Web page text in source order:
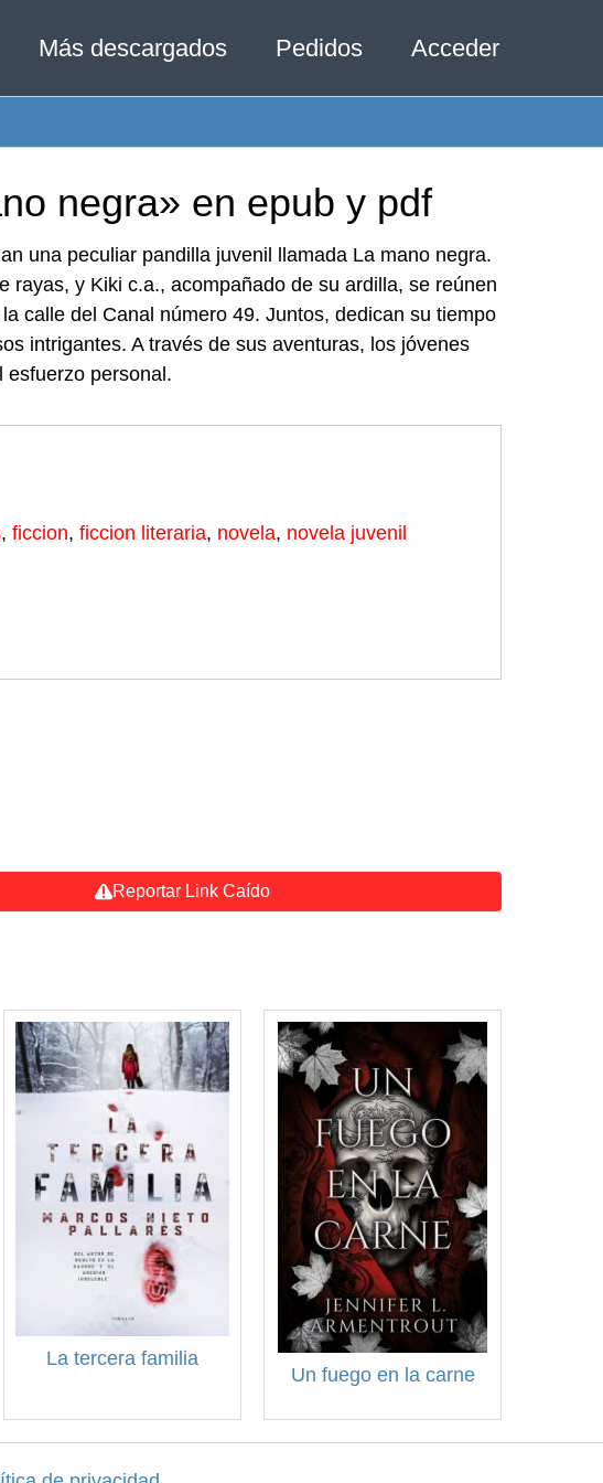
Más descargados Pedidos Acceder
negra» en epub y pdf
una peculiar pandilla juvenil llamada La mano negra.
rayas, y Kiki c.a., acompañado de su ardilla, se reúnen
calle del Canal número 49. Juntos, dedican su tiempo
intrigantes. A través de sus aventuras, los jóvenes
esfuerzo personal.
, ficcion, ficcion literaria, novela, novela juvenil
Reportar Link Caído
La tercera familia
Un fuego en la carne